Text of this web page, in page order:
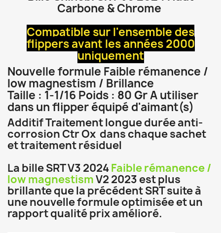
Carbone & Chrome
Compatible sur l'ensemble des
flippers avant les années 2000
uniquement
Nouvelle formule Faible rémanence /
low magnestism / Brillance
Taille : 1-1/16 Poids : 80 Gr A utiliser
dans un flipper équipé d'aimant(s)
Additif Traitement longue durée anti-
corrosion Ctr Ox dans chaque sachet
et traitement résiduel
La bille SRT V3 2024Faible rémanence /
low magnestismV2 2023 est plus
brillante que la précédent SRT suite à
une nouvelle formule optimisée et un
rapport qualité prix amélioré.